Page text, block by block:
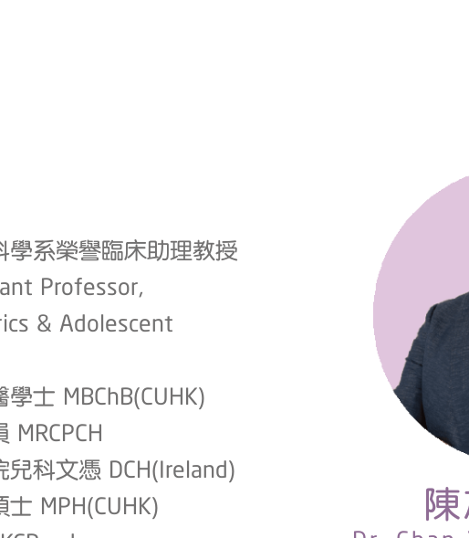
系榮譽臨床助理教授
Professor,
& Adolescent
士 MBChB(CUHK)
科文憑 DCH(Ireland)
MPH(CUHK)